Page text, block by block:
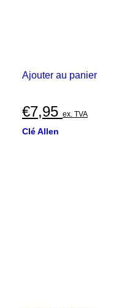
Ajouter au panier
€7,95 ex. TVA
Clé Allen